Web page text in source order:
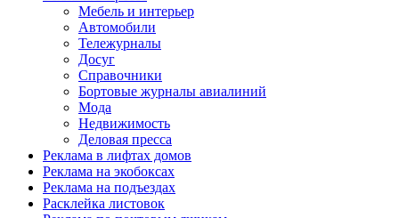
Мебель и интерьер
Автомобили
Тележурналы
Досуг
Справочники
Бортовые журналы авиалиний
Мода
Недвижимость
Деловая пресса
Реклама в лифтах домов
Реклама на экобоксах
Реклама на подъездах
Расклейка листовок